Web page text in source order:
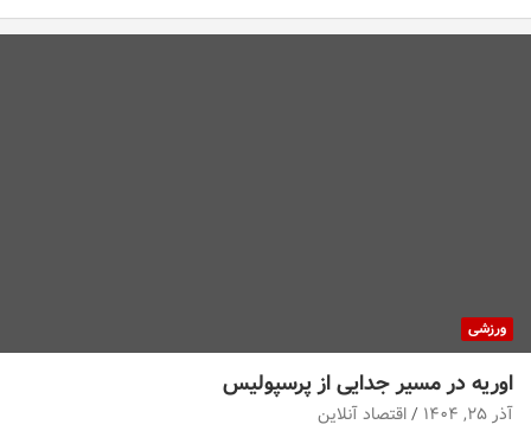
ورزشی
اوریه در مسیر جدایی از پرسپولیس
آذر ۲۵, ۱۴۰۴ اقتصاد آنلاین